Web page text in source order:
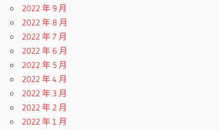
2022 年 9 月
2022 年 8 月
2022 年 7 月
2022 年 6 月
2022 年 5 月
2022 年 4 月
2022 年 3 月
2022 年 2 月
2022 年 1 月